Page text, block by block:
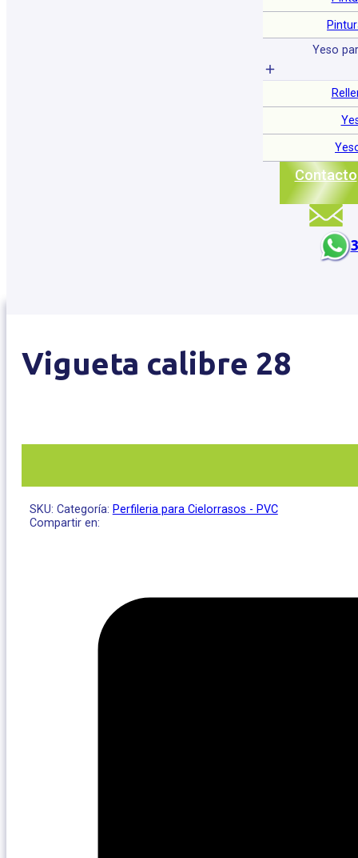
Yeso
Contacto
Vigueta calibre 28
SKU: Categoría: Perfileria para Cielorrasos - PVC
Compartir en: